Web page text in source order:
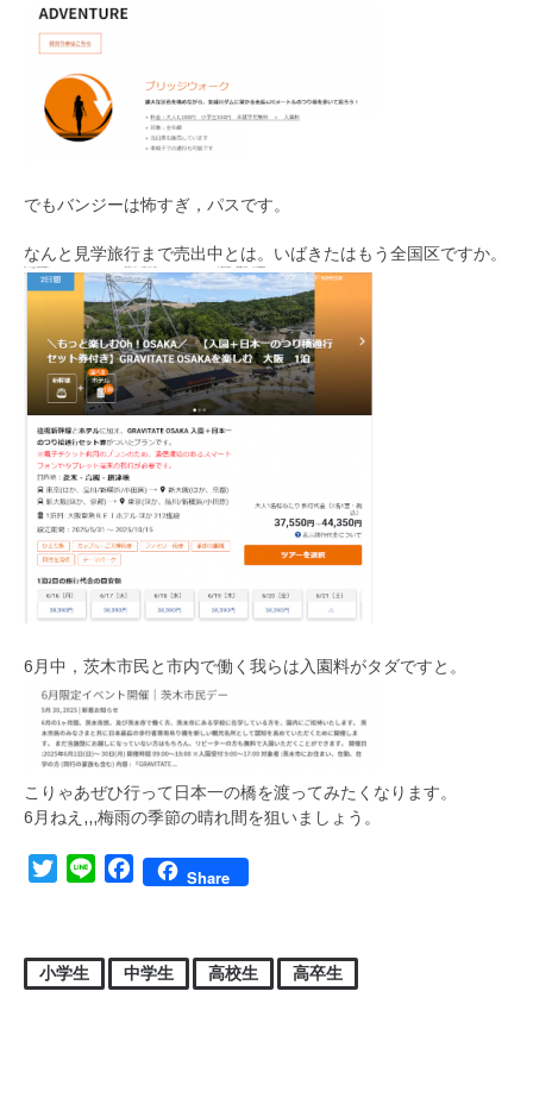
でもバンジーは怖すぎ，パスです。
なんと見学旅行まで売出中とは。いばきたはもう全国区ですか。
6月中，茨木市民と市内で働く我らは入園料がタダですと。
こりゃあぜひ行って日本一の橋を渡ってみたくなります。
6月ねえ,,,梅雨の季節の晴れ間を狙いましょう。
TwitterLine FacebookShare
小学生 中学生 高校生 高卒生